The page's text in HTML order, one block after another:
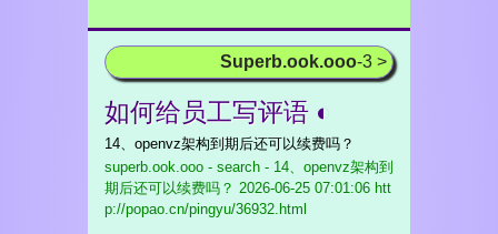
Superb.ook.ooo-3 >
如何给员工写评语 ◐
14、openvz架构到期后还可以续费吗？
superb.ook.ooo - search - 14、openvz架构到
期后还可以续费吗？ 2026-06-25 07:01:06 htt
p://popao.cn/pingyu/36932.html